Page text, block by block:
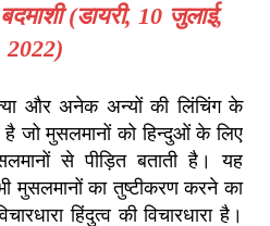
(डायरी, 10 जुलाई,
2022)
और अनेक अन्यों की लिंचिंग के
है जो मुसलमानों को हिन्दुओं के लिए
से पीड़ित बताती है। यह
भी मुसलमानों का तुष्टीकरण करने का
हिंदुत्व की विचारधारा है।